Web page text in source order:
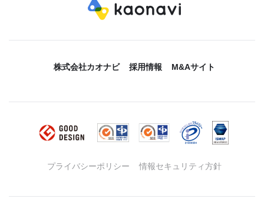
株式会社カオナビ 採用情報 M&Aサイト
プライバシーポリシー 情報セキュリティ方針